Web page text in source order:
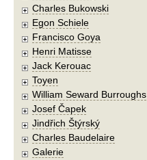
Charles Bukowski
Egon Schiele
Francisco Goya
Henri Matisse
Jack Kerouac
Toyen
William Seward Burroughs
Josef Čapek
Jindřich Štýrský
Charles Baudelaire
Galerie